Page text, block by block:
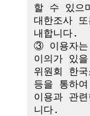
할 수 있으
대한조사
내합니다.
③ 이용자는
이의가 있
위원회 한국
등을 통하
이용과 관
니다.